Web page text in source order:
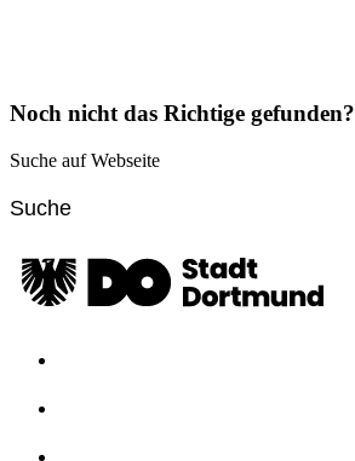
Noch nicht das Richtige gefunden?
Suche auf Webseite